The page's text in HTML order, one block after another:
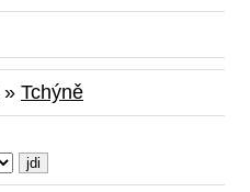
» Tchýně